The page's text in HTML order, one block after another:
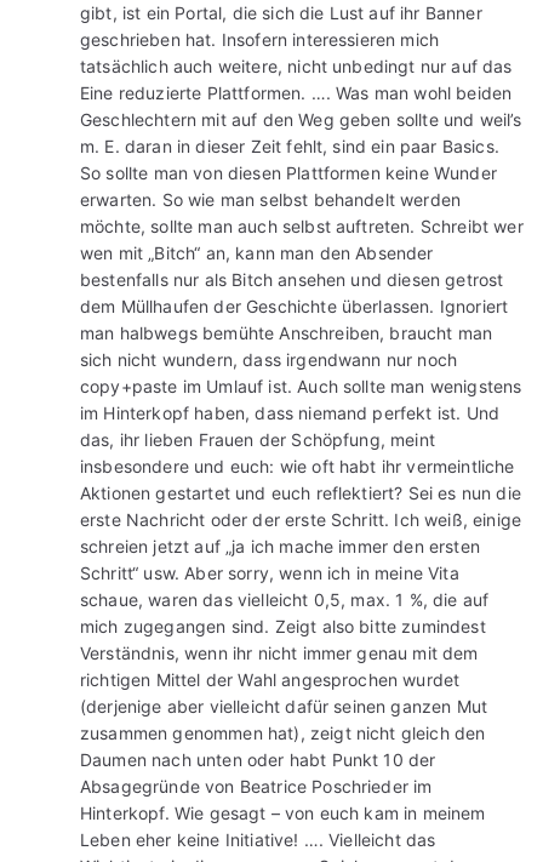
gibt, ist ein Portal, die sich die Lust auf ihr Banner
geschrieben hat. Insofern interessieren mich
tatsächlich auch weitere, nicht unbedingt nur auf das
Eine reduzierte Plattformen. …. Was man wohl beiden
Geschlechtern mit auf den Weg geben sollte und weil’s
m. E. daran in dieser Zeit fehlt, sind ein paar Basics.
So sollte man von diesen Plattformen keine Wunder
erwarten. So wie man selbst behandelt werden
möchte, sollte man auch selbst auftreten. Schreibt wer
wen mit „Bitch“ an, kann man den Absender
bestenfalls nur als Bitch ansehen und diesen getrost
dem Müllhaufen der Geschichte überlassen. Ignoriert
man halbwegs bemühte Anschreiben, braucht man
sich nicht wundern, dass irgendwann nur noch
copy+paste im Umlauf ist. Auch sollte man wenigstens
im Hinterkopf haben, dass niemand perfekt ist. Und
das, ihr lieben Frauen der Schöpfung, meint
insbesondere und euch: wie oft habt ihr vermeintliche
Aktionen gestartet und euch reflektiert? Sei es nun die
erste Nachricht oder der erste Schritt. Ich weiß, einige
schreien jetzt auf „ja ich mache immer den ersten
Schritt“ usw. Aber sorry, wenn ich in meine Vita
schaue, waren das vielleicht 0,5, max. 1 %, die auf
mich zugegangen sind. Zeigt also bitte zumindest
Verständnis, wenn ihr nicht immer genau mit dem
richtigen Mittel der Wahl angesprochen wurdet
(derjenige aber vielleicht dafür seinen ganzen Mut
zusammen genommen hat), zeigt nicht gleich den
Daumen nach unten oder habt Punkt 10 der
Absagegründe von Beatrice Poschrieder im
Hinterkopf. Wie gesagt – von euch kam in meinem
Leben eher keine Initiative! …. Vielleicht das